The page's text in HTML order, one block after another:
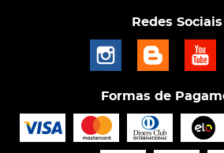
Redes Sociais
Formas de